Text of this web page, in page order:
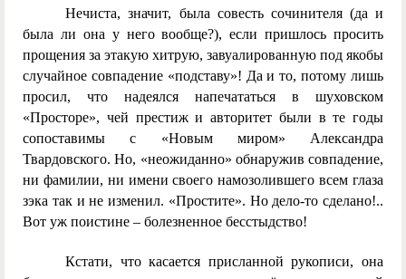
Нечиста, значит, была совесть сочинителя (да и
была ли она у него вообще?), если пришлось просить
прощения за этакую хитрую, завуалированную под якобы
случайное совпадение «подставу»! Да и то, потому лишь
просил, что надеялся напечататься в шуховском
«Просторе», чей престиж и авторитет были в те годы
сопоставимы с «Новым миром» Александра
Твардовского. Но, «неожиданно» обнаружив совпадение,
ни фамилии, ни имени своего намозолившего всем глаза
зэка так и не изменил. «Простите». Но дело-то сделано!..
Вот уж поистине – болезненное бесстыдство!
Кстати, что касается присланной рукописи, она